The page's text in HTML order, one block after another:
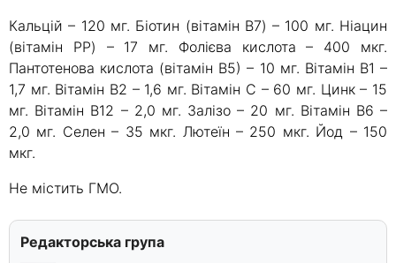
Кальцій – 120 мг. Біотин (вітамін B7) – 100 мг. Ніацин
(вітамін PP) – 17 мг. Фолієва кислота – 400 мкг.
Пантотенова кислота (вітамін В5) – 10 мг. Вітамін В1 –
1,7 мг. Вітамін В2 – 1,6 мг. Вітамін С – 60 мг. Цинк – 15
мг. Вітамін В12 – 2,0 мг. Залізо – 20 мг. Вітамін B6 –
2,0 мг. Селен – 35 мкг. Лютеїн – 250 мкг. Йод – 150
мкг.
Не містить ГМО.
Редакторська група